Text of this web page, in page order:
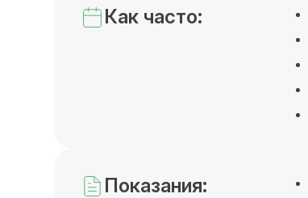
Как часто:
Показания: